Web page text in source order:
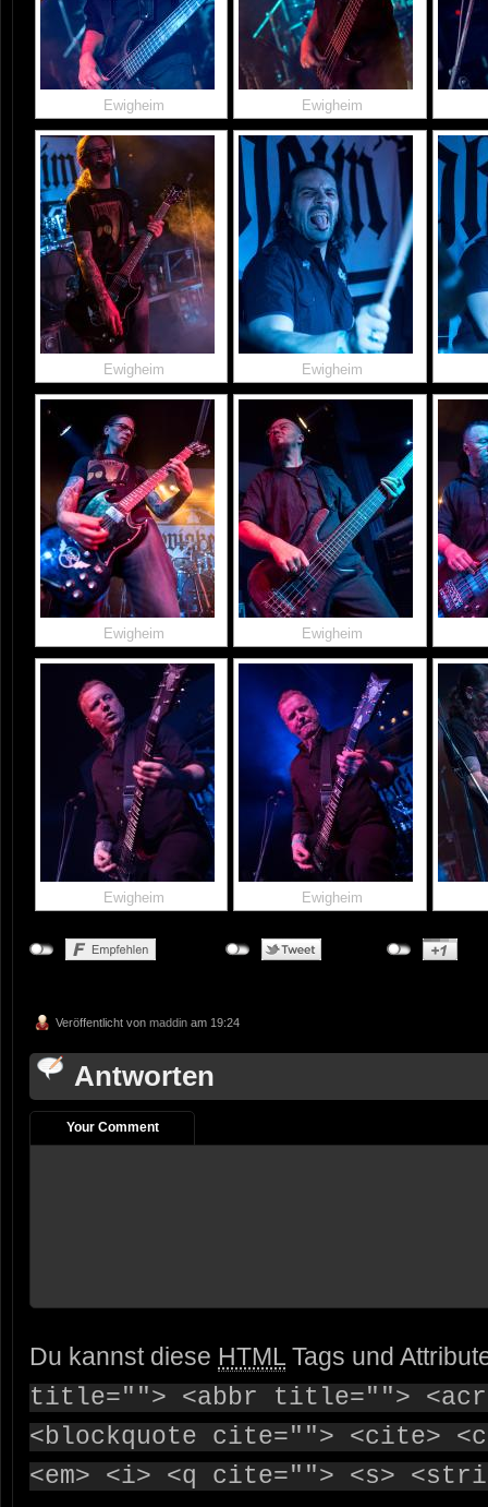
Ewigheim Ewigheim
Ewigheim Ewigheim
Ewigheim Ewigheim
Ewigheim Ewigheim
Veröffentlicht von maddin am 19:24
Antworten
Your Comment
Du kannst diese HTML Tags und
title=""> <abbr title="">
<blockquote cite=""> <cite>
<em> <i> <q cite=""> <s>